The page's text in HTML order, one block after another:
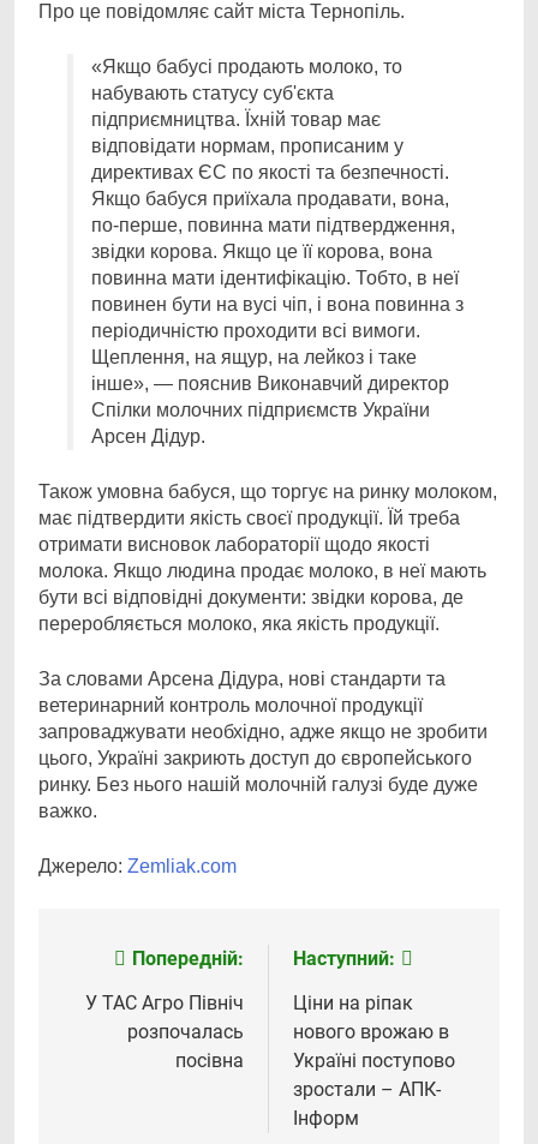
Про це повідомляє сайт міста Тернопіль.
«Якщо бабусі продають молоко, то
набувають статусу суб'єкта
підприємництва. Їхній товар має
відповідати нормам, прописаним у
директивах ЄС по якості та безпечності.
Якщо бабуся приїхала продавати, вона,
по-перше, повинна мати підтвердження,
звідки корова. Якщо це її корова, вона
повинна мати ідентифікацію. Тобто, в неї
повинен бути на вусі чіп, і вона повинна з
періодичністю проходити всі вимоги.
Щеплення, на ящур, на лейкоз і таке
інше», — пояснив Виконавчий директор
Спілки молочних підприємств України
Арсен Дідур.
Також умовна бабуся, що торгує на ринку молоком,
має підтвердити якість своєї продукції. Їй треба
отримати висновок лабораторії щодо якості
молока. Якщо людина продає молоко, в неї мають
бути всі відповідні документи: звідки корова, де
переробляється молоко, яка якість продукції.
За словами Арсена Дідура, нові стандарти та
ветеринарний контроль молочної продукції
запроваджувати необхідно, адже якщо не зробити
цього, Україні закриють доступ до європейського
ринку. Без нього нашій молочній галузі буде дуже
важко.
Джерело: Zemliak.com
Навігація
записів
Попередній:
У ТАС Агро Північ
розпочалась
посівна
Наступний:
Ціни на ріпак
нового врожаю в
Україні поступово
зростали – АПК-
Інформ